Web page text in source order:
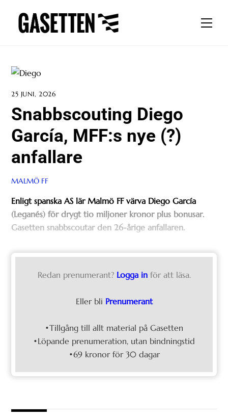
content
25 JUNI, 2026
Snabbscouting Diego
García, MFF:s nye (?)
anfallare
MALMÖ FF
Enligt spanska AS lär Malmö FF värva Diego García
(Leganés) för drygt tio miljoner kronor plus bonusar.
Gasetten snabbscoutar den 26-årige anfallaren.
Redan prenumerant? Logga in för att läsa.
Eller bli Prenumerant
•Tillgång till allt material på Gasetten
•Löpande prenumeration, utan bindningstid
•69 kronor för 30 dagar